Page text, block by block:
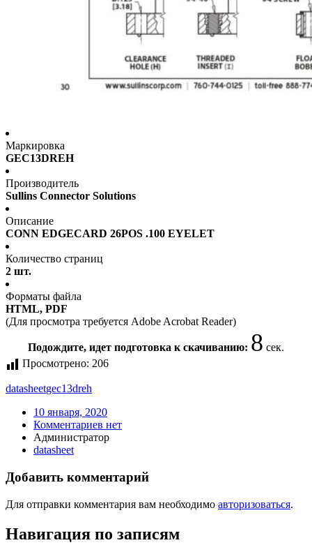
Маркировка
GEC13DREH
Производитель
Sullins Connector Solutions
Описание
CONN EDGECARD 26POS .100 EYELET
Количество страниц
2 шт.
Форматы файла
HTML, PDF
(Для просмотра требуется Adobe Acrobat Reader)
Подождите, идет подготовка к скачиванию: 8 сек.
Просмотрено: 206
datasheetgec13dreh
10 января, 2020
Комментариев нет
Администратор
datasheet
Добавить комментарий
Для отправки комментария вам необходимо авторизоваться.
Навигация по записям